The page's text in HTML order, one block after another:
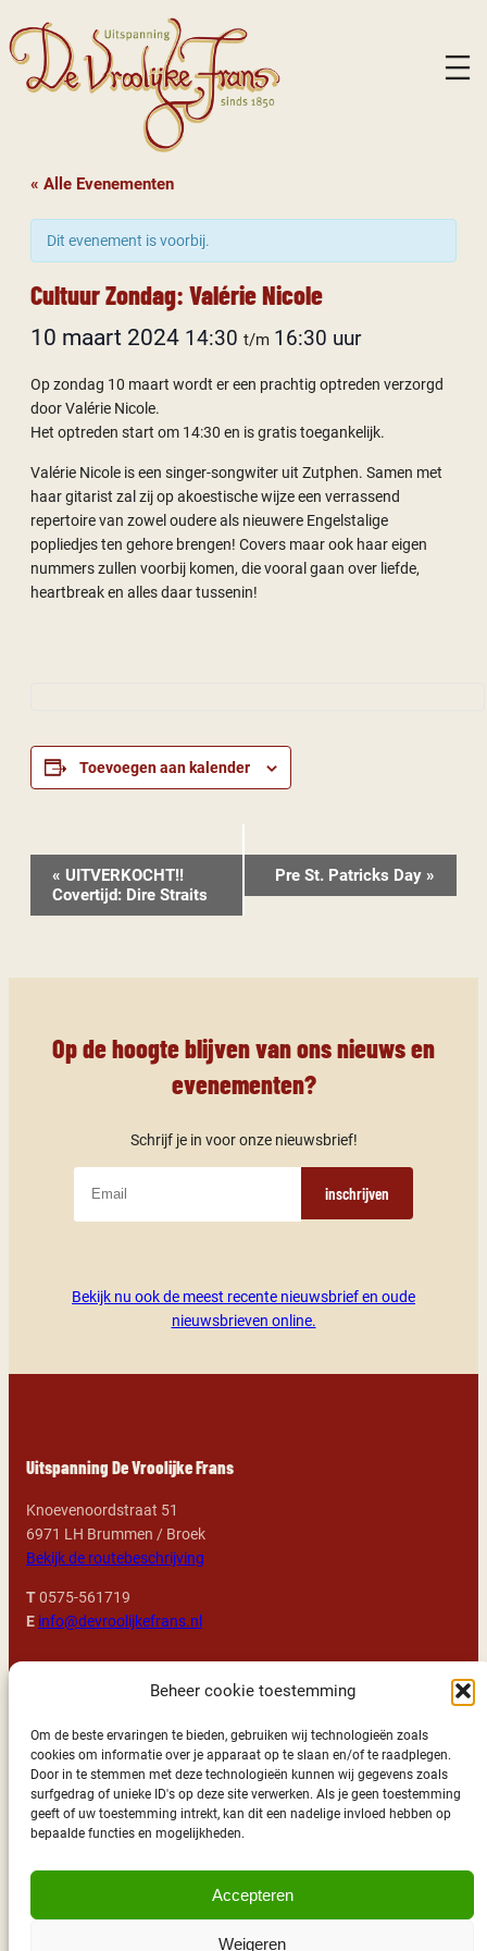
Beheer cookie toestemming
Om de beste ervaringen te bieden, gebruiken wij technologieën zoals
cookies om informatie over je apparaat op te slaan en/of te raadplegen.
Door in te stemmen met deze technologieën kunnen wij gegevens zoals
surfgedrag of unieke ID's op deze site verwerken. Als je geen toestemming
geeft of uw toestemming intrekt, kan dit een nadelige invloed hebben op
bepaalde functies en mogelijkheden.
Accepteren
Weigeren
« Alle Evenementen
Dit evenement is voorbij.
Cultuur Zondag: Valérie Nicole
10 maart 2024 14:30 t/m 16:30
Op zondag 10 maart wordt er een prachtig optreden verzorgd
door Valérie Nicole.
Het optreden start om 14:30 en is gratis toegankelijk.
Valérie Nicole is een singer-songwiter uit Zutphen. Samen met
haar gitarist zal zij op akoestische wijze een verrassend
repertoire van zowel oudere als nieuwere Engelstalige
popliedjes ten gehore brengen! Covers maar ook haar eigen
nummers zullen voorbij komen, die vooral gaan over liefde,
heartbreak en alles daar tussenin!
Toevoegen aan kalender
Evenement
Navigatie
« UITVERKOCHT!!
Covertijd: Dire Straits
Pre St. Patricks Day »
Op de hoogte blijven van ons nieuws en
evenementen?
Schrijf je in voor onze nieuwsbrief!
inschrijven
Bekijk nu ook de meest recente nieuwsbrief en oude
nieuwsbrieven online.
Uitspanning De Vroolijke Frans
Knoevenoordstraat 51
6971 LH Brummen / Broek
Bekijk de routebeschrijving
T0575-561719
E info@devroolijkefrans.nl
We kijken uit naar uw komst!
Wil je ook deel uitmaken van ons Vroolijke team?